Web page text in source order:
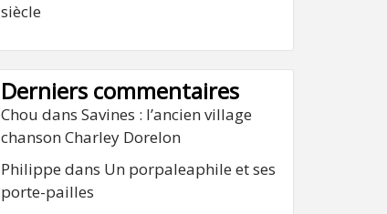
siècle
Derniers commentaires
Chou dans Savines : l’ancien village
chanson Charley Dorelon
Philippe dans Un porpaleaphile et ses
porte-pailles